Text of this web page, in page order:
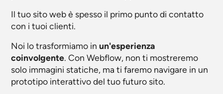
Il tuo sito web è spesso il primo punto di contatto
con i tuoi clienti.
Noi lo trasformiamo inun'esperienza
coinvolgente. Con Webflow, non ti mostreremo
solo immagini statiche, ma ti faremo navigare in un
prototipo interattivo del tuo futuro sito.